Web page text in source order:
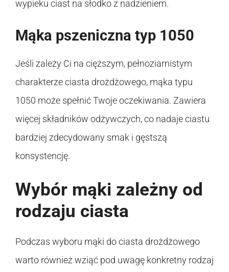
wypieku ciast na słodko z nadzieniem.
Mąka pszeniczna typ 1050
Jeśli zależy Ci na cięższym, pełnoziarnistym
charakterze ciasta drożdżowego, mąka typu
1050 może spełnić Twoje oczekiwania. Zawiera
więcej składników odżywczych, co nadaje ciastu
bardziej zdecydowany smak i gęstszą
konsystencję.
Wybór mąki zależny od
rodzaju ciasta
Podczas wyboru mąki do ciasta drożdżowego
warto również wziąć pod uwagę konkretny rodzaj